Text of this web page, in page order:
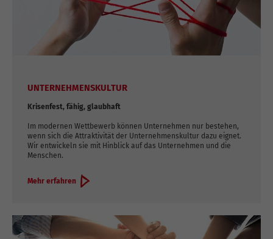
UNTERNEHMENSKULTUR
Krisenfest, fähig, glaubhaft
Im modernen Wettbewerb können Unternehmen nur bestehen,
wenn sich die Attraktivität der Unternehmenskultur dazu eignet.
Wir entwickeln sie mit Hinblick auf das Unternehmen und die
Menschen.
Mehr erfahren